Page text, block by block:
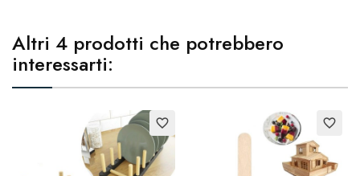
Altri 4 prodotti che potrebbero
interessarti:
favorite_border favorite_border